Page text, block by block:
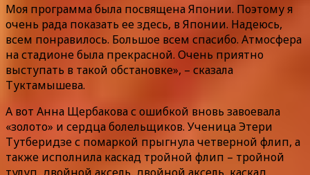
Моя программа была посвящена Японии. Поэтому я
очень рада показать ее здесь, в Японии. Надеюсь,
всем понравилось. Большое всем спасибо. Атмосфера
на стадионе была прекрасной. Очень приятно
выступать в такой обстановке», – сказала
Туктамышева.
А вот Анна Щербакова с ошибкой вновь завоевала
«золото» и сердца болельщиков. Ученица Этери
Тутберидзе с помаркой прыгнула четверной флип, а
также исполнила каскад тройной флип – тройной